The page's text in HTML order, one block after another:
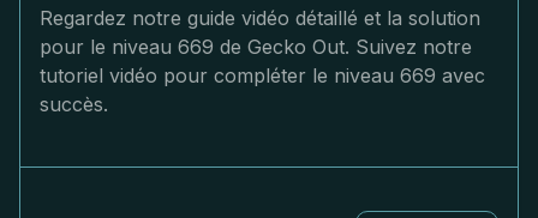
Regardez notre guide vidéo détaillé et la solution
pour le niveau 669 de Gecko Out. Suivez notre
tutoriel vidéo pour compléter le niveau 669 avec
succès.